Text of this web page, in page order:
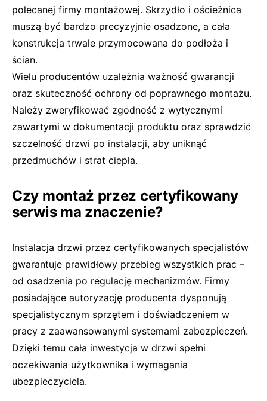
polecanej firmy montażowej. Skrzydło i ościeżnica
muszą być bardzo precyzyjnie osadzone, a cała
konstrukcja trwale przymocowana do podłoża i
ścian.
Wielu producentów uzależnia ważność gwarancji
oraz skuteczność ochrony od poprawnego montażu.
Należy zweryfikować zgodność z wytycznymi
zawartymi w dokumentacji produktu oraz sprawdzić
szczelność drzwi po instalacji, aby uniknąć
przedmuchów i strat ciepła.
Czy montaż przez certyfikowany
serwis ma znaczenie?
Instalacja drzwi przez certyfikowanych specjalistów
gwarantuje prawidłowy przebieg wszystkich prac –
od osadzenia po regulację mechanizmów. Firmy
posiadające autoryzację producenta dysponują
specjalistycznym sprzętem i doświadczeniem w
pracy z zaawansowanymi systemami zabezpieczeń.
Dzięki temu cała inwestycja w drzwi spełni
oczekiwania użytkownika i wymagania
ubezpieczyciela.